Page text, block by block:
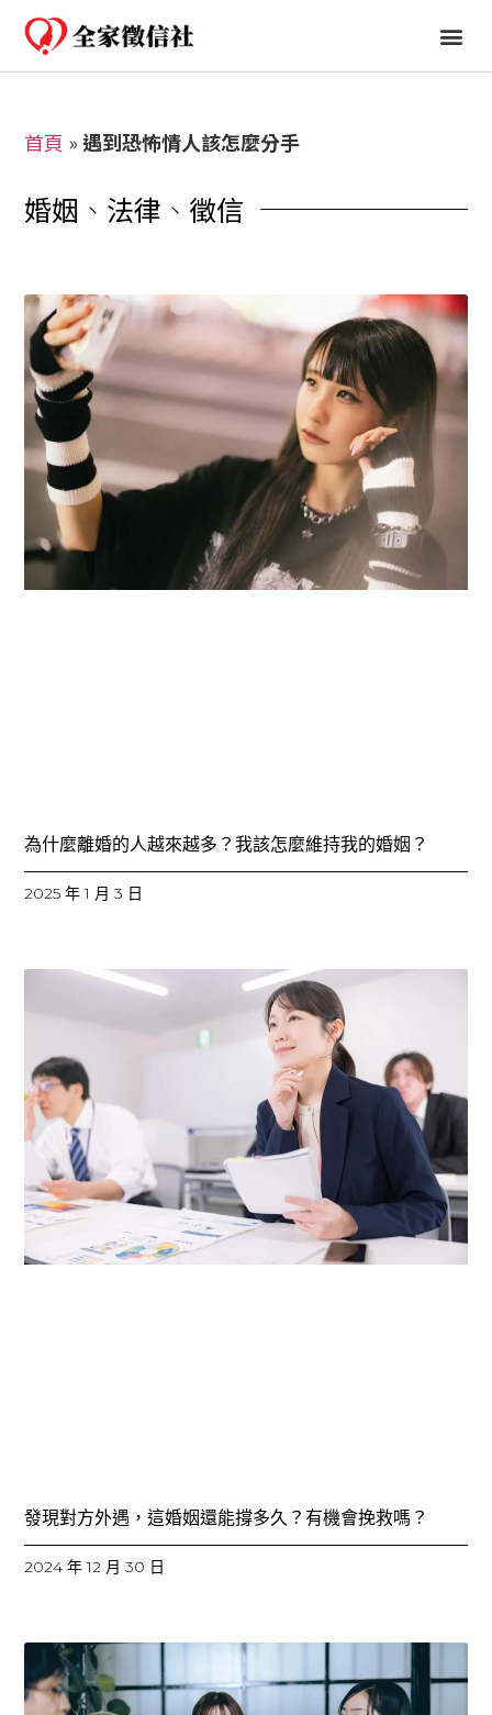
首頁 »遇到恐怖情人該怎麼分手
婚姻 、 法律 、 徵信
為什麼離婚的人越來越多？我該怎麼維持我的婚姻？
2025 年 1 月 3 日
發現對方外遇，這婚姻還能撐多久？有機會挽救嗎？
2024 年 12 月 30 日